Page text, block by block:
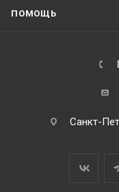
ПОМОЩЬ
Санкт-